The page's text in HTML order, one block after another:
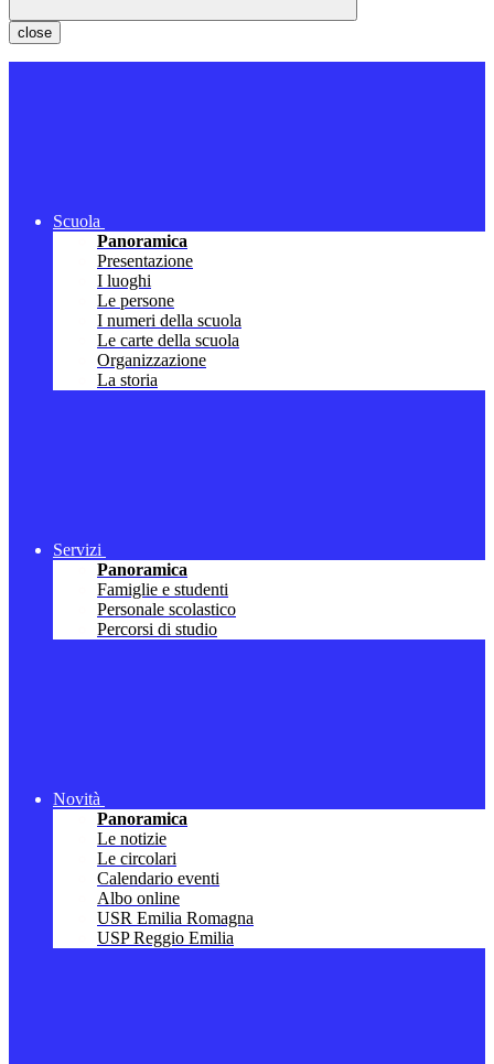
close
Scuola
Panoramica
Presentazione
I luoghi
Le persone
I numeri della scuola
Le carte della scuola
Organizzazione
La storia
Servizi
Panoramica
Famiglie e studenti
Personale scolastico
Percorsi di studio
Novità
Panoramica
Le notizie
Le circolari
Calendario eventi
Albo online
USR Emilia Romagna
USP Reggio Emilia